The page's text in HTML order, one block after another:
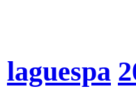
laguespa